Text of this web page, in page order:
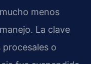
menos
La clave
o